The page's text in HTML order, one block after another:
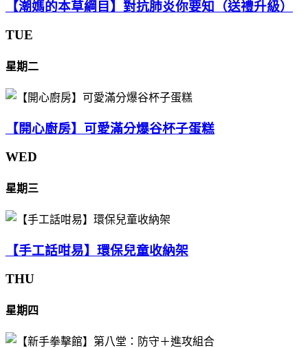
【潮媽的本草綱目】對抗肺炎你要知（送禮升級）
TUE
星期二
【開心廚房】可愛滿分爆谷杯子蛋糕
WED
星期三
【手工話咁易】環保兒童收納架
THU
星期四